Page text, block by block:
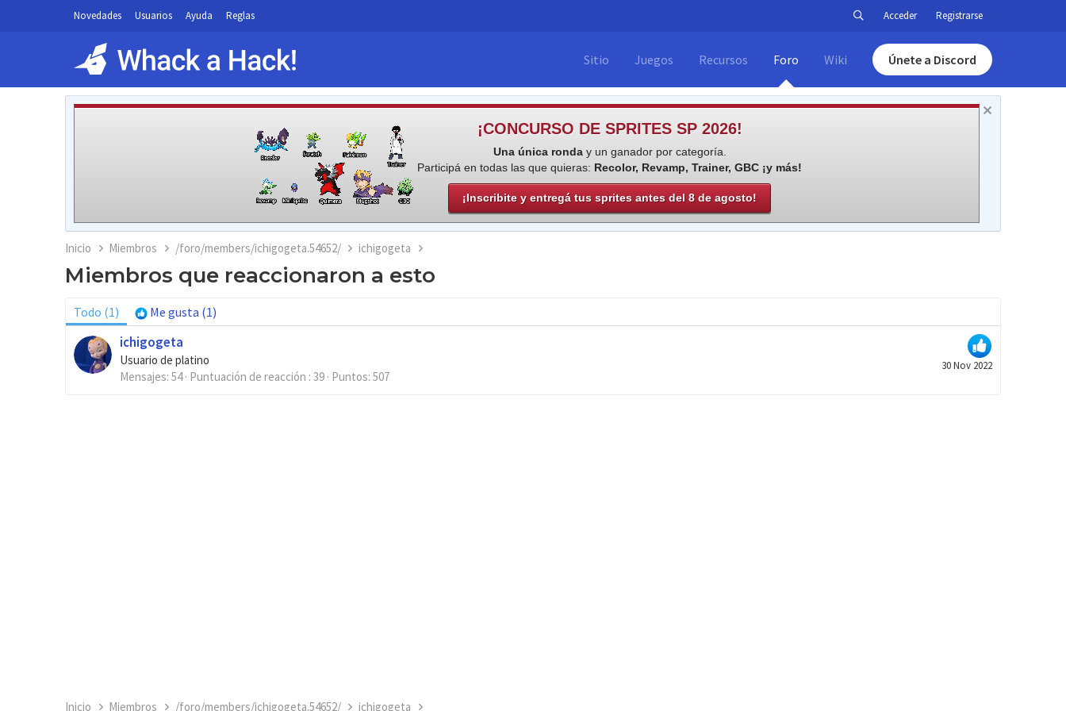
Novedades Usuarios Ayuda Reglas Acceder Registrarse
Sitio Juegos Recursos Foro Wiki Únete a Discord
¡CONCURSO DE SPRITES SP 2026!
Una única ronday un ganador por categoría.
Participá en todas las que quieras: Recolor, Revamp, Trainer, GBC ¡y más!
¡Inscribite y entregá tus sprites antes del 8 de agosto!
Inicio Miembros /foro/members/ichigogeta.54652/ ichigogeta
Miembros que reaccionaron a esto
Todo (1) Me gusta (1)
30 Nov 2022
ichigogeta
Usuario de platino
Mensajes 54 Puntuación de reacción 39 Puntos 507
Inicio Miembros /foro/members/ichigogeta.54652/ ichigogeta